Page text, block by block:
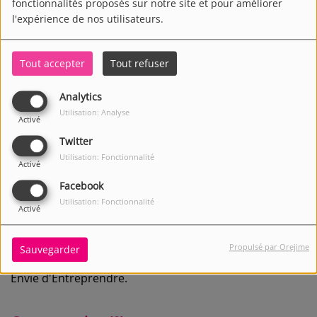
fonctionnalités proposés sur notre site et pour améliorer
l'expérience de nos utilisateurs.
Tout accepter Tout refuser
Analytics
Activé
Utilisation: Analyse
Twitter
Activé
Utilisation: Fonctionnalité
Facebook
Activé
Utilisation: Fonctionnalité
Sauvegarder Propulsé par Orejime
Écouter le podcast Télécharger le podcast
Envie d'Entreprendre.